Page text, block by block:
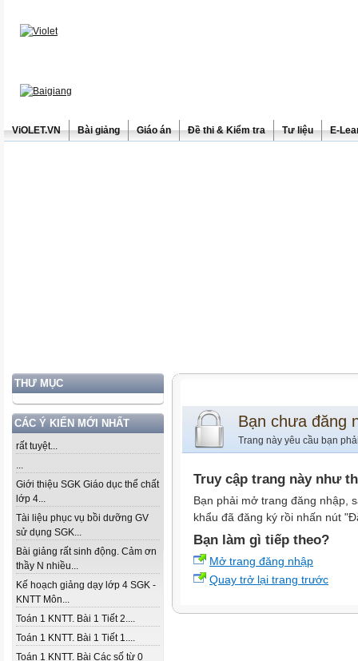
ViOLET.VN Bài giảng Giáo án Đề thi & Kiểm tra Tư liệu E-
THƯ MỤC
CÁC Ý KIẾN MỚI NHẤT
rất tuyệt...
...
Giới thiệu SGK Giáo dục thể chất
lớp 4...
Tài liệu phục vụ bồi dưỡng GV
sử dụng SGK...
Bài giảng rất sinh động. Cảm ơn
thầy N nhiều...
Kế hoạch giảng dạy lớp 4 SGK -
KNTT Môn...
Toán 1 KNTT. Bài 1 Tiết 2....
Toán 1 KNTT. Bài 1 Tiết 1....
Toán 1 KNTT. Bài Các số từ 0
Bạn chưa đăng
Trang này yêu cầu bạn
Truy cập trang này như
Bạn phải mở trang đăng nhập,
khẩu đã đăng ký rồi nhấn nút
Bạn làm gì tiếp theo?
Mở trang đăng nhập
Quay trở lại trang trước